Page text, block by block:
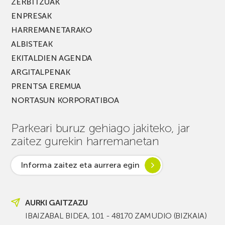
ENPRESAK
HARREMANETARAKO
ALBISTEAK
EKITALDIEN AGENDA
ARGITALPENAK
PRENTSA EREMUA
NORTASUN KORPORATIBOA
Parkeari buruz gehiago jakiteko, jar
zaitez gurekin harremanetan
Informa zaitez eta aurrera egin
AURKI GAITZAZU
IBAIZABAL BIDEA, 101 - 48170 ZAMUDIO (BIZKAIA)